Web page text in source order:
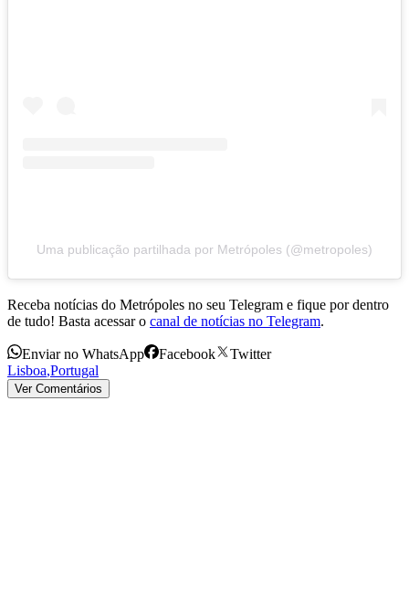
Uma publicação partilhada por Metrópoles (@metropoles)
Receba notícias do Metrópoles no seu Telegram e fique por dentro
de tudo! Basta acessar o canal de notícias no Telegram.
Enviar no WhatsApp Facebook
Twitter
Lisboa,Portugal
Ver Comentários